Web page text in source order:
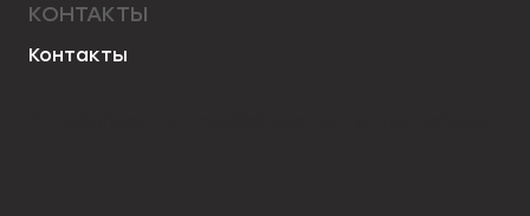
КОНТАКТЫ
Контакты